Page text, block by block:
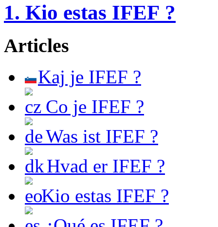
1. Kio estas IFEF ?
Articles
Kaj je IFEF ?
Co je IFEF ?
Was ist IFEF ?
Hvad er IFEF ?
Kio estas IFEF ?